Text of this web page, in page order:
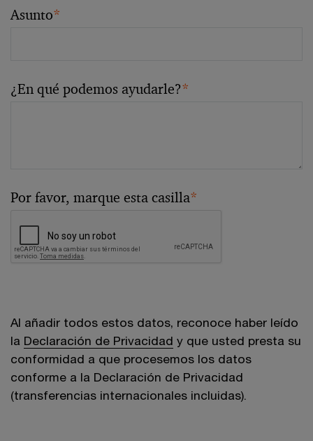
Asunto*
¿En qué podemos ayudarle?*
Por favor, marque esta casilla*
Al añadir todos estos datos, reconoce haber leído
la Declaración de Privacidad y que usted presta su
conformidad a que procesemos los datos
conforme a la Declaración de Privacidad
(transferencias internacionales incluidas).